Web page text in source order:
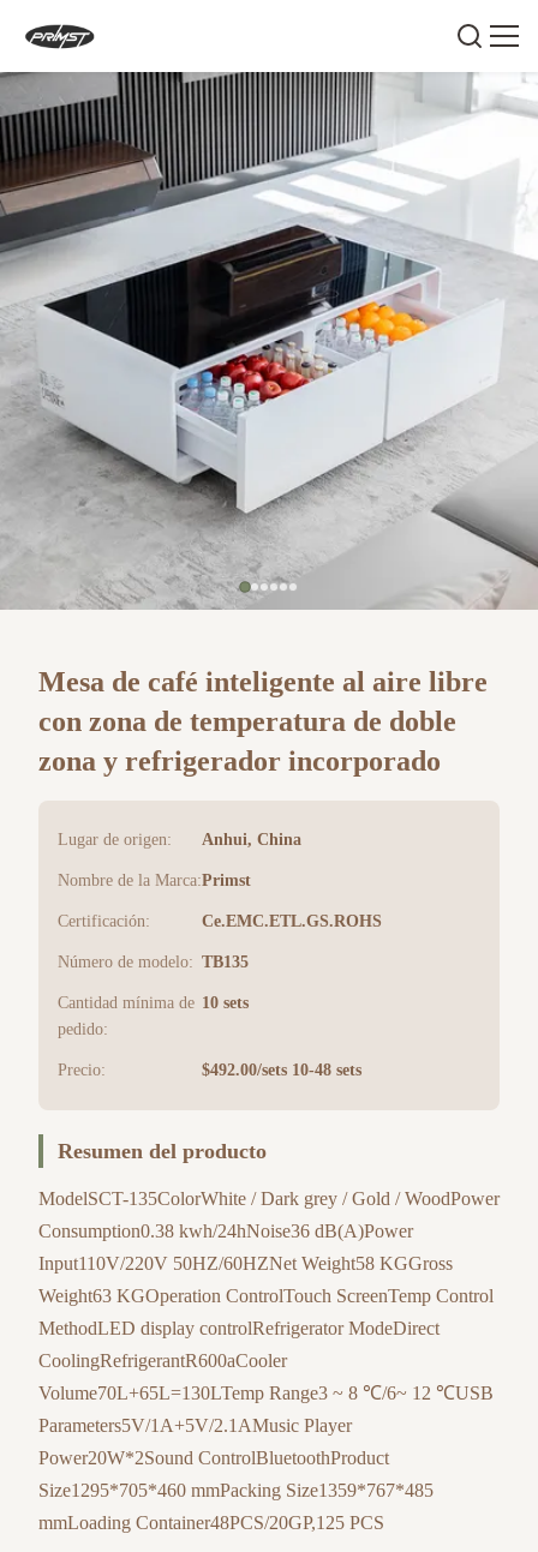
Mesa de café inteligente al aire libre
con zona de temperatura de doble
zona y refrigerador incorporado
Lugar de origen: Anhui, China
Nombre de la Marca:Primst
Certificación: Ce.EMC.ETL.GS.ROHS
Número de modelo: TB135
Cantidad mínima de
pedido:
10 sets
Precio: $492.00/sets 10-48 sets
Resumen del producto
ModelSCT-135ColorWhite / Dark grey / Gold / WoodPower
Consumption0.38 kwh/24hNoise36 dB(A)Power
Input110V/220V 50HZ/60HZNet Weight58 KGGross
Weight63 KGOperation ControlTouch ScreenTemp Control
MethodLED display controlRefrigerator ModeDirect
CoolingRefrigerantR600aCooler
Volume70L+65L=130LTemp Range3 ~ 8 ℃/6~ 12 ℃USB
Parameters5V/1A+5V/2.1AMusic Player
Power20W*2Sound ControlBluetoothProduct
Size1295*705*460 mmPacking Size1359*767*485
mmLoading Container48PCS/20GP,125 PCS